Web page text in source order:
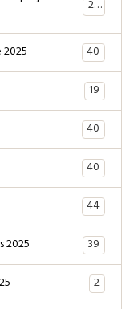
28
40
19
40
40
44
2025
39
2